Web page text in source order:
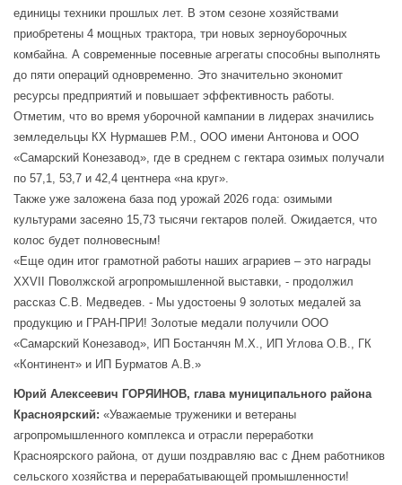
единицы техники прошлых лет. В этом сезоне хозяйствами
приобретены 4 мощных трактора, три новых зерноуборочных
комбайна. А современные посевные агрегаты способны выполнять
до пяти операций одновременно. Это значительно экономит
ресурсы предприятий и повышает эффективность работы.
Отметим, что во время уборочной кампании в лидерах значились
земледельцы КХ Нурмашев Р.М., ООО имени Антонова и ООО
«Самарский Конезавод», где в среднем с гектара озимых получали
по 57,1, 53,7 и 42,4 центнера «на круг».
Также уже заложена база под урожай 2026 года: озимыми
культурами засеяно 15,73 тысячи гектаров полей. Ожидается, что
колос будет полновесным!
«Еще один итог грамотной работы наших аграриев – это награды
XXVII Поволжской агропромышленной выставки, - продолжил
рассказ С.В. Медведев. - Мы удостоены 9 золотых медалей за
продукцию и ГРАН-ПРИ! Золотые медали получили ООО
«Самарский Конезавод», ИП Бостанчян М.Х., ИП Углова О.В., ГК
«Континент» и ИП Бурматов А.В.»
Юрий Алексеевич ГОРЯИНОВ, глава муниципального района
Красноярский: «Уважаемые труженики и ветераны
агропромышленного комплекса и отрасли переработки
Красноярского района, от души поздравляю вас с Днем работников
сельского хозяйства и перерабатывающей промышленности!